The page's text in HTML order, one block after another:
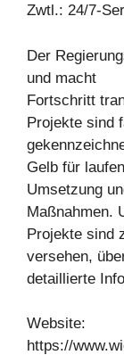
Zwtl.: 24/7-
Der
und macht
Fortschritt
Projekte sind
Gelb für
Umsetzung
Maßnahmen.
Projekte sind
versehen,
detaillierte
Website:
https://